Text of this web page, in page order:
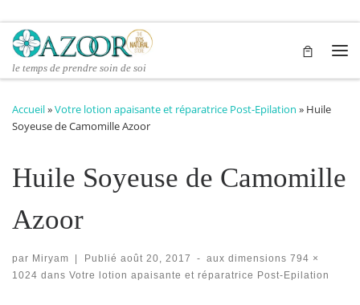
Passer au contenu
le temps de prendre soin de soi
Accueil»Votre lotion apaisante et réparatrice Post-Epilation » Huile
Soyeuse de Camomille Azoor
Huile Soyeuse de Camomille
Azoor
par Miryam | Publié août 20, 2017 - aux dimensions 794 ×
1024 dans Votre lotion apaisante et réparatrice Post-Epilation